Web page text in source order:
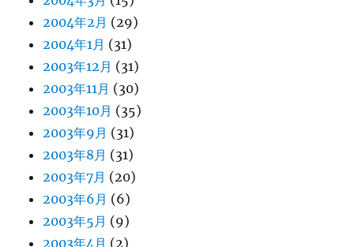
2004年2月 (29)
2004年1月 (31)
2003年12月 (31)
2003年11月 (30)
2003年10月 (35)
2003年9月 (31)
2003年8月 (31)
2003年7月 (20)
2003年6月 (6)
2003年5月 (9)
2003年4月 (2)